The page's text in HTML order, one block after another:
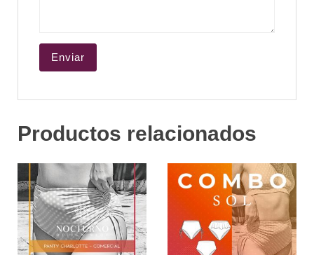
Productos relacionados